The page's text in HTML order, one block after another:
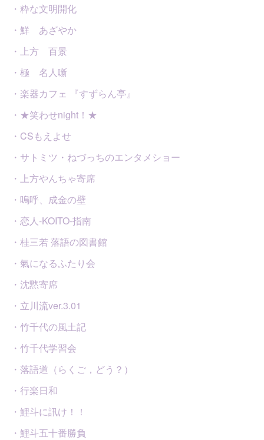
・粋な文明開化
・鮮 あざやか
・上方 百景
・極 名人噺
・楽器カフェ 『すずらん亭』
・★笑わせnight！★
・CSもえよせ
・サトミツ・ねづっちのエンタメショー
・上方やんちゃ寄席
・嗚呼、成金の壁
・恋人-KOITO-指南
・桂三若 落語の図書館
・氣になるふたり会
・沈黙寄席
・立川流ver.3.01
・竹千代の風土記
・竹千代学習会
・落語道（らくご，どう？）
・行楽日和
・鯉斗に訊け！！
・鯉斗五十番勝負